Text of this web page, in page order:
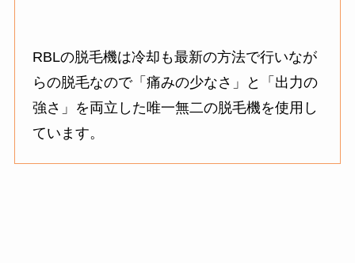
RBLの脱毛機は冷却も最新の方法で行いなが
らの脱毛なので「痛みの少なさ」と「出力の
強さ」を両立した唯一無二の脱毛機を使用し
ています。